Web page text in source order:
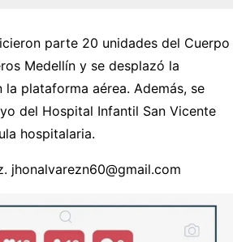
parte 20 unidades del Cuerpo
Medellín y se desplazó la
la plataforma aérea. Además, se
del Hospital Infantil San Vicente
hospitalaria.
jhonalvarezn60@gmail.com